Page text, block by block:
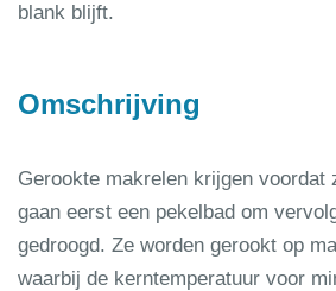
blank blijft.
Omschrijving
Gerookte makrelen krijgen voordat
gaan eerst een pekelbad om
gedroogd. Ze worden gerookt op
waarbij de kerntemperatuur voor